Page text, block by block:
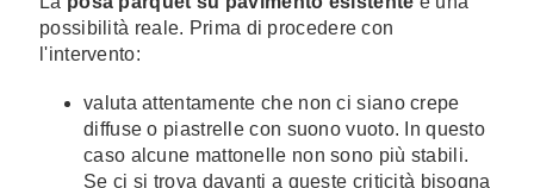
possibilità reale. Prima di procedere con
l'intervento:
valuta attentamente che non ci siano crepe
diffuse o piastrelle con suono vuoto. In questo
caso alcune mattonelle non sono più stabili.
Se ci si trova davanti a queste criticità bisogna